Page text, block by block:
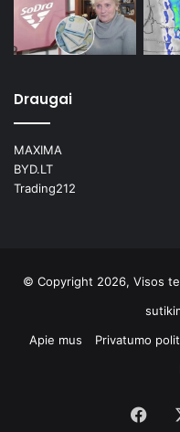
Draugai
MAXIMA
BYD.LT
Trading212
© Copyright 2026, Visos
Apie mus
Privatumo